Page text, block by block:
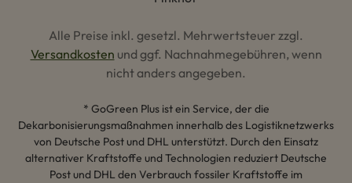
Alle Preise inkl. gesetzl. Mehrwertsteuer zzgl.
Versandkosten und ggf. Nachnahmegebühren, wenn
nicht anders angegeben.
* GoGreen Plus ist ein Service, der die
Dekarbonisierungsmaßnahmen innerhalb des Logistiknetzwerks
von Deutsche Post und DHL unterstützt. Durch den Einsatz
alternativer Kraftstoffe und Technologien reduziert Deutsche
Post und DHL den Verbrauch fossiler Kraftstoffe im